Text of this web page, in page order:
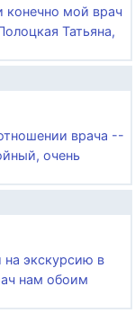
конечно мой врач
Татьяна,
врача --
очень
экскурсию в
нам обоим